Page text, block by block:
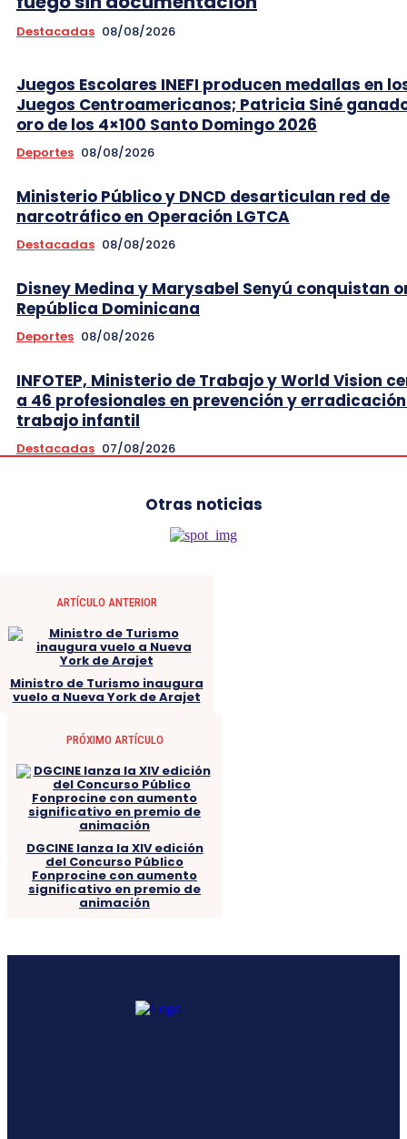
Destacadas 08/08/2026
Juegos Escolares INEFI producen medallas en
Juegos Centroamericanos; Patricia Siné
oro de los 4×100 Santo Domingo 2026
Deportes 08/08/2026
Ministerio Público y DNCD desarticulan red de
narcotráfico en Operación LGTCA
Destacadas 08/08/2026
Disney Medina y Marysabel Senyú conquistan
República Dominicana
Deportes 08/08/2026
INFOTEP, Ministerio de Trabajo y World Vision
a 46 profesionales en prevención y
trabajo infantil
Destacadas 07/08/2026
Otras noticias
ARTÍCULO ANTERIOR
Ministro de Turismo inaugura
vuelo a Nueva York de Arajet
PRÓXIMO ARTÍCULO
DGCINE lanza la XIV edición
del Concurso Público
Fonprocine con aumento
significativo en premio de
animación